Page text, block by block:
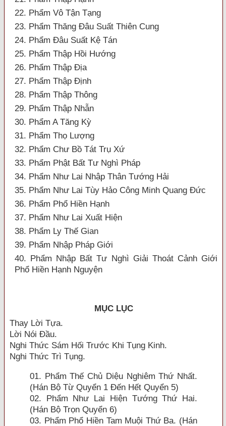
22. Phẩm Vô Tận Tạng
23. Phẩm Thăng Đâu Suất Thiên Cung
24. Phẩm Đâu Suất Kệ Tán
25. Phẩm Thập Hồi Hướng
26. Phẩm Thập Địa
27. Phẩm Thập Định
28. Phẩm Thập Thông
29. Phẩm Thập Nhẫn
30. Phẩm A Tăng Kỳ
31. Phẩm Thọ Lượng
32. Phẩm Chư Bồ Tát Trụ Xứ
33. Phẩm Phật Bất Tư Nghì Pháp
34. Phẩm Như Lai Nhập Thân Tướng Hải
35. Phẩm Như Lai Tùy Hảo Công Minh Quang Đức
36. Phẩm Phổ Hiền Hạnh
37. Phẩm Như Lai Xuất Hiện
38. Phẩm Ly Thế Gian
39. Phẩm Nhập Pháp Giới
40. Phẩm Nhập Bất Tư Nghì Giải Thoát Cảnh Giới
Phổ Hiền Hạnh Nguyện
MỤC LỤC
Thay Lời Tựa.
Lời Nói Ðầu.
Nghi Thức Sám Hối Trước Khi Tụng Kinh.
Nghi Thức Trì Tụng.
01. Phẩm Thế Chủ Diệu Nghiêm Thứ Nhất.
(Hán Bộ Từ Quyển 1 Ðến Hết Quyển 5)
02. Phẩm Như Lai Hiện Tướng Thứ Hai.
(Hán Bộ Trọn Quyển 6)
03. Phẩm Phổ Hiền Tam Muội Thứ Ba. (Hán